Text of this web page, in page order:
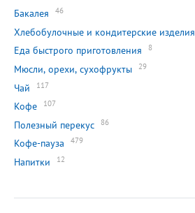
Бакалея 46
Хлебобулочные и кондитерские изделия
Еда быстрого приготовления 8
Мюсли, орехи, сухофрукты 29
Чай 117
Кофе 107
Полезный перекус 86
Кофе-пауза 479
Напитки 12